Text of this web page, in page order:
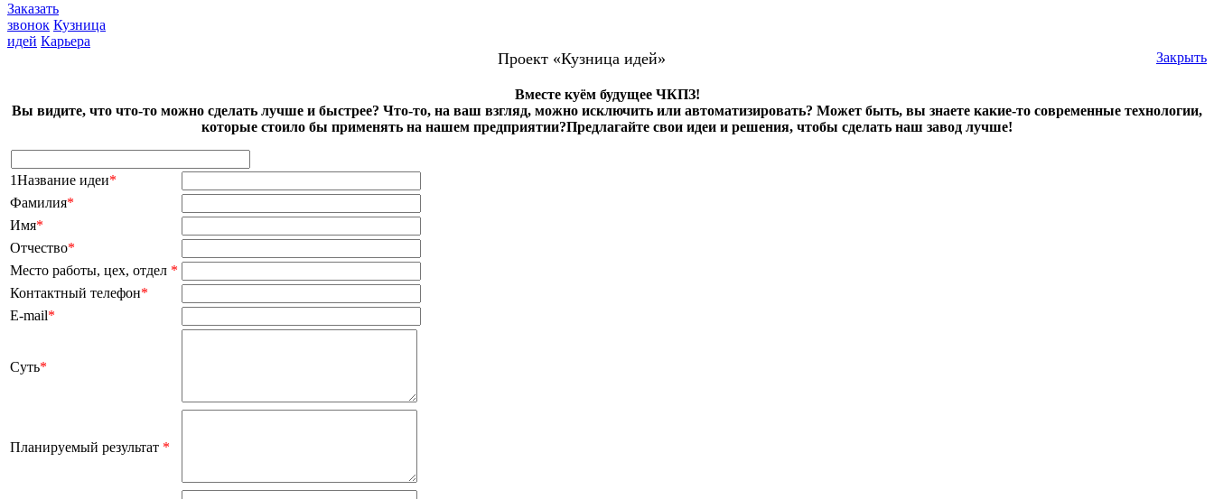
Заказать
звонок Кузница
идей Карьера
Закрыть
Проект «Кузница идей»
Вместе куём будущее ЧКПЗ!
Вы видите, что что-то можно сделать лучше и быстрее? Что-то, на ваш взгляд, можно исключить или автоматизировать? Может быть, вы знаете какие-то современные технологии,
которые стоило бы применять на нашем предприятии?Предлагайте свои идеи и решения, чтобы сделать наш завод лучше!
1Название идеи*
Фамилия*
Имя*
Отчество*
Место работы, цех, отдел *
Контактный телефон*
E-mail*
Суть*
Планируемый результат *